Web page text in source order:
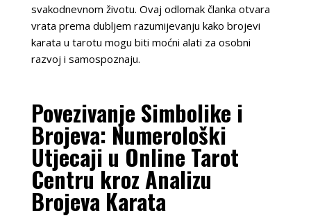
svakodnevnom životu. Ovaj odlomak članka otvara
vrata prema dubljem razumijevanju kako brojevi
karata u tarotu mogu biti moćni alati za osobni
razvoj i samospoznaju.
Povezivanje Simbolike i
Brojeva: Numerološki
Utjecaji u Online Tarot
Centru kroz Analizu
Brojeva Karata